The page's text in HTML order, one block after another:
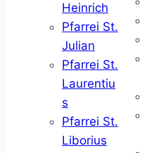
Heinrich
Pfarrei St.
Julian
Pfarrei St.
Laurentiu
s
Pfarrei St.
Liborius